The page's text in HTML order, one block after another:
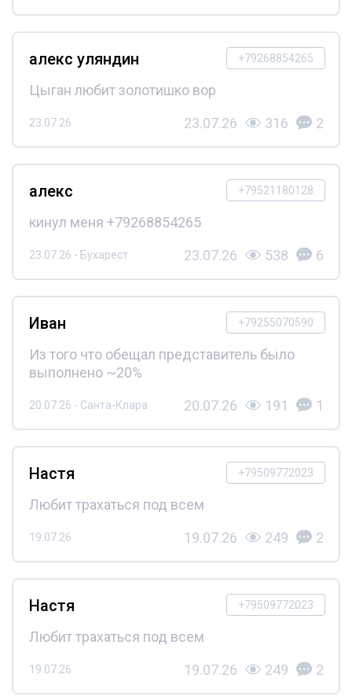
+79268854265
алекс уляндин
Цыган любит золотишко вор
23.07.26 23.07.26 316 2
+79521180128
алекс
кинул меня +79268854265
23.07.26 - Бухарест 23.07.26 538 6
+79255070590
Иван
Из того что обещал представитель было
выполнено ~20%
20.07.26 - Санта-Клара 20.07.26 191 1
+79509772023
Настя
Любит трахаться под всем
19.07.26 19.07.26 249 2
+79509772023
Настя
Любит трахаться под всем
19.07.26 19.07.26 249 2